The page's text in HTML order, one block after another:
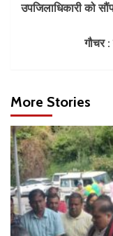
उपजिलाधिकारी को
गौचर
More Stories